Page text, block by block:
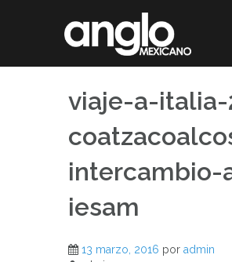
viaje-a-
intercambio-
iesam
13 marzo, 2016 por admin